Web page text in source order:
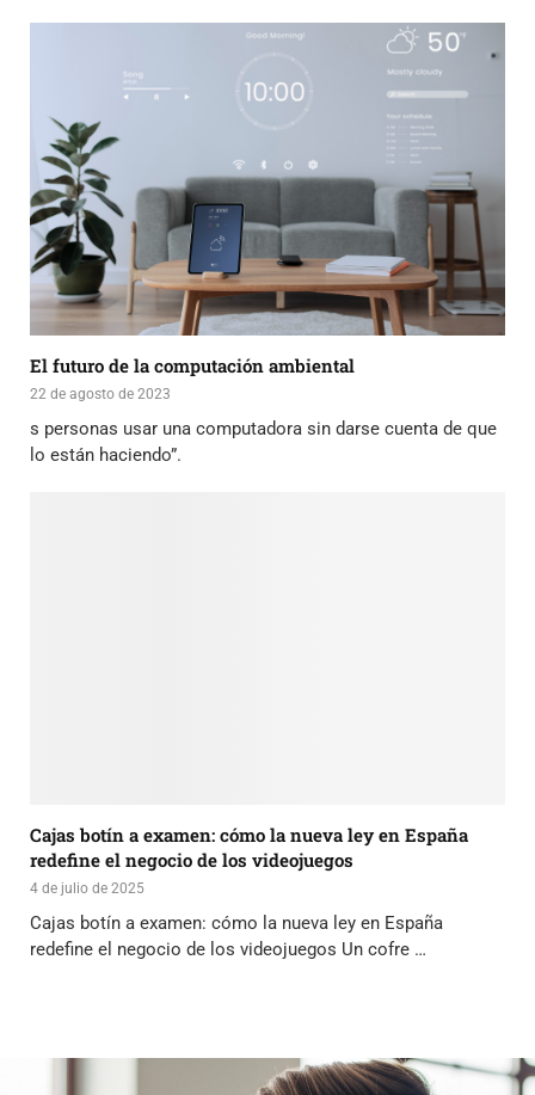
El futuro de la computación ambiental
22 de agosto de 2023
s personas usar una computadora sin darse cuenta de que
lo están haciendo”.
Cajas botín a examen: cómo la nueva ley en España
redefine el negocio de los videojuegos
4 de julio de 2025
Cajas botín a examen: cómo la nueva ley en España
redefine el negocio de los videojuegos Un cofre …